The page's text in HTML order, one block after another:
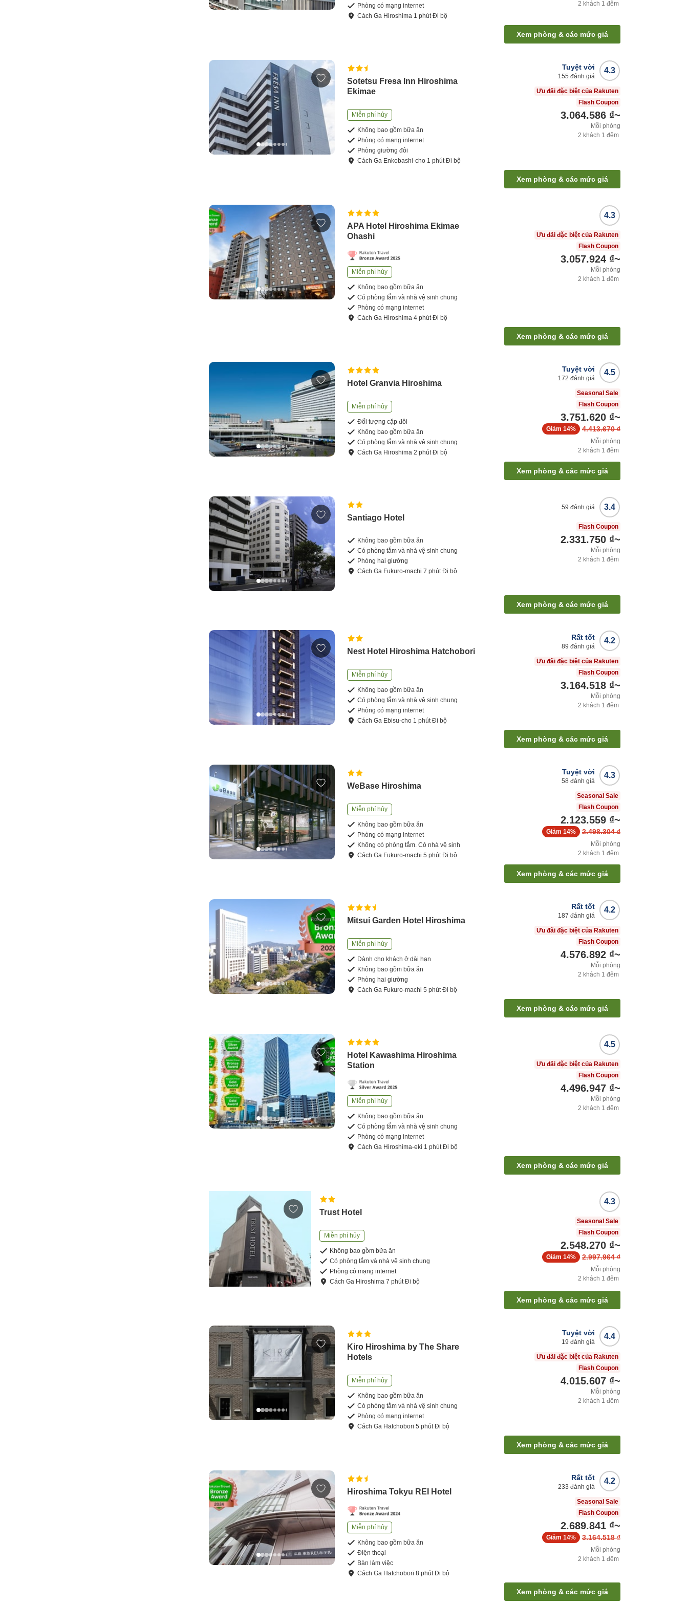
Phòng có mạng internet
CáchGa Hiroshima 1 phútĐi bộ
2 khách 1 đêm
Xem phòng & các mức giá
Sotetsu Fresa Inn Hiroshima
Ekimae
Miễn phí hủy
Không bao gồm bữa ăn
Phòng có mạng internet
Phòng giường đôi
CáchGa Enkobashi-cho 1 phútĐi bộ
4.3
Tuyệt vời
155 đánh giá
Ưu đãi đặc biệt của Rakuten
Flash Coupon
3.064.586 ₫~
Mỗi phòng
2 khách 1 đêm
Xem phòng & các mức giá
APA Hotel Hiroshima Ekimae
Ohashi
Miễn phí hủy
Không bao gồm bữa ăn
Có phòng tắm và nhà vệ sinh chung
Phòng có mạng internet
CáchGa Hiroshima 4 phútĐi bộ
4.3
Ưu đãi đặc biệt của Rakuten
Flash Coupon
3.057.924 ₫~
Mỗi phòng
2 khách 1 đêm
Xem phòng & các mức giá
Hotel Granvia Hiroshima
Miễn phí hủy
Đối tượng cặp đôi
Không bao gồm bữa ăn
Có phòng tắm và nhà vệ sinh chung
CáchGa Hiroshima 2 phútĐi bộ
4.5
Tuyệt vời
172 đánh giá
Seasonal Sale
Flash Coupon
3.751.620 ₫~
4.413.670 ₫
Giảm 14%
Mỗi phòng
2 khách 1 đêm
Xem phòng & các mức giá
Santiago Hotel
Không bao gồm bữa ăn
Có phòng tắm và nhà vệ sinh chung
Phòng hai giường
CáchGa Fukuro-machi 7 phútĐi bộ
3.4
59 đánh giá
Flash Coupon
2.331.750 ₫~
Mỗi phòng
2 khách 1 đêm
Xem phòng & các mức giá
Nest Hotel Hiroshima Hatchobori
Miễn phí hủy
Không bao gồm bữa ăn
Có phòng tắm và nhà vệ sinh chung
Phòng có mạng internet
CáchGa Ebisu-cho 1 phútĐi bộ
4.2
Rất tốt
89 đánh giá
Ưu đãi đặc biệt của Rakuten
Flash Coupon
3.164.518 ₫~
Mỗi phòng
2 khách 1 đêm
Xem phòng & các mức giá
WeBase Hiroshima
Miễn phí hủy
Không bao gồm bữa ăn
Phòng có mạng internet
Không có phòng tắm. Có nhà vệ sinh
CáchGa Fukuro-machi 5 phútĐi bộ
4.3
Tuyệt vời
58 đánh giá
Seasonal Sale
Flash Coupon
2.123.559 ₫~
2.498.304 ₫
Giảm 14%
Mỗi phòng
2 khách 1 đêm
Xem phòng & các mức giá
Mitsui Garden Hotel Hiroshima
Miễn phí hủy
Dành cho khách ở dài hạn
Không bao gồm bữa ăn
Phòng hai giường
CáchGa Fukuro-machi 5 phútĐi bộ
4.2
Rất tốt
187 đánh giá
Ưu đãi đặc biệt của Rakuten
Flash Coupon
4.576.892 ₫~
Mỗi phòng
2 khách 1 đêm
Xem phòng & các mức giá
Hotel Kawashima Hiroshima
Station
Miễn phí hủy
Không bao gồm bữa ăn
Có phòng tắm và nhà vệ sinh chung
Phòng có mạng internet
CáchGa Hiroshima-eki 1 phútĐi bộ
4.5
Ưu đãi đặc biệt của Rakuten
Flash Coupon
4.496.947 ₫~
Mỗi phòng
2 khách 1 đêm
Xem phòng & các mức giá
Trust Hotel
Miễn phí hủy
Không bao gồm bữa ăn
Có phòng tắm và nhà vệ sinh chung
Phòng có mạng internet
CáchGa Hiroshima 7 phútĐi bộ
4.3
Seasonal Sale
Flash Coupon
2.548.270 ₫~
2.997.964 ₫
Giảm 14%
Mỗi phòng
2 khách 1 đêm
Xem phòng & các mức giá
Kiro Hiroshima by The Share
Hotels
Miễn phí hủy
Không bao gồm bữa ăn
Có phòng tắm và nhà vệ sinh chung
Phòng có mạng internet
CáchGa Hatchobori 5 phútĐi bộ
4.4
Tuyệt vời
19 đánh giá
Ưu đãi đặc biệt của Rakuten
Flash Coupon
4.015.607 ₫~
Mỗi phòng
2 khách 1 đêm
Xem phòng & các mức giá
Hiroshima Tokyu REI Hotel
Miễn phí hủy
Không bao gồm bữa ăn
Điện thoại
Bàn làm việc
CáchGa Hatchobori 8 phútĐi bộ
4.2
Rất tốt
233 đánh giá
Seasonal Sale
Flash Coupon
2.689.841 ₫~
3.164.518 ₫
Giảm 14%
Mỗi phòng
2 khách 1 đêm
Xem phòng & các mức giá